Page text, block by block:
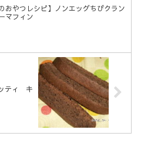
のおやつレシピ】ノンエッグちびクラン
マフィン
ティ キ